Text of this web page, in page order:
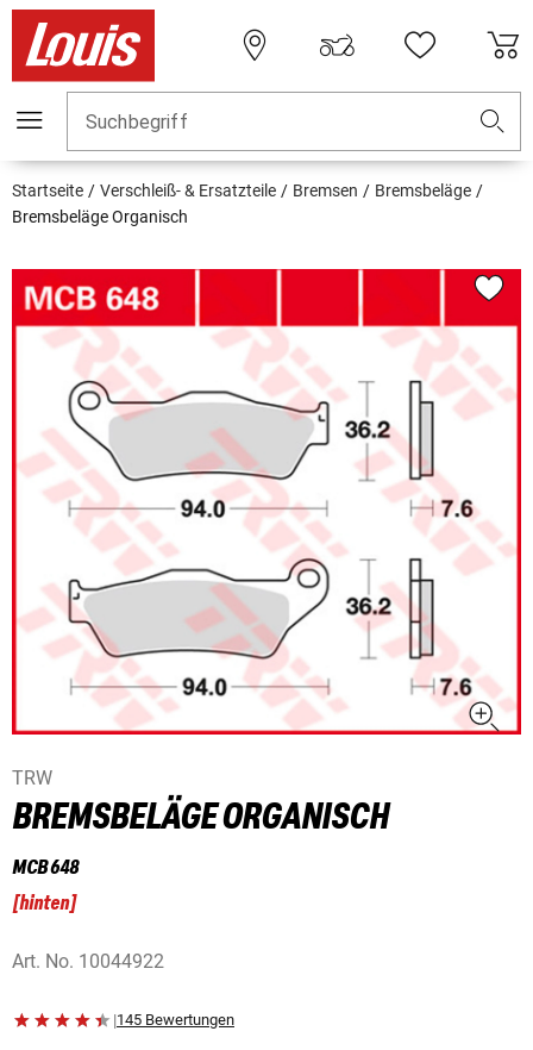
Suchbegriff
Startseite Verschleiß- & Ersatzteile Bremsen
Bremsbeläge
Bremsbeläge Organisch
TRW
BREMSBELÄGE ORGANISCH
MCB 648
[hinten]
Art. No. 10044922
|145 Bewertungen